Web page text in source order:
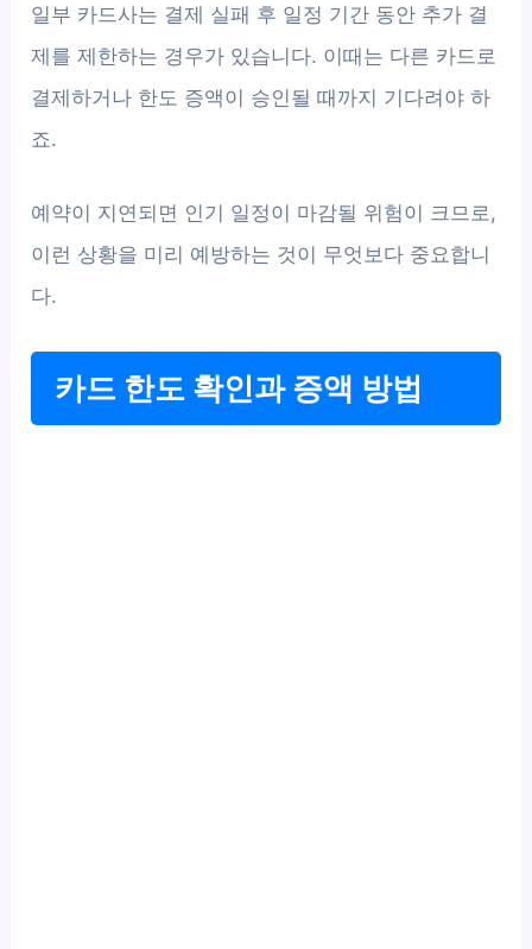
일부 카드사는 결제 실패 후 일정 기간 동안 추가 결
제를 제한하는 경우가 있습니다. 이때는 다른 카드로
결제하거나 한도 증액이 승인될 때까지 기다려야 하
죠.
예약이 지연되면 인기 일정이 마감될 위험이 크므로,
이런 상황을 미리 예방하는 것이 무엇보다 중요합니
다.
카드 한도 확인과 증액 방법